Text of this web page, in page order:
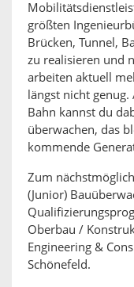
größten
Brücken, Tunnel,
zu realisieren und
arbeiten aktuell
längst nicht
Bahn kannst du
überwachen, das
kommende
Zum
(Junior)
Oberbau /
Engineering &
Schönefeld.